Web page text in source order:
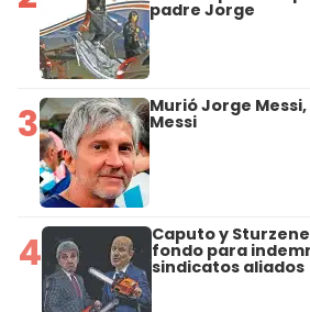
padre Jorge
3 Murió Jorge
Messi
4 Caputo y
fondo para
sindicatos aliados